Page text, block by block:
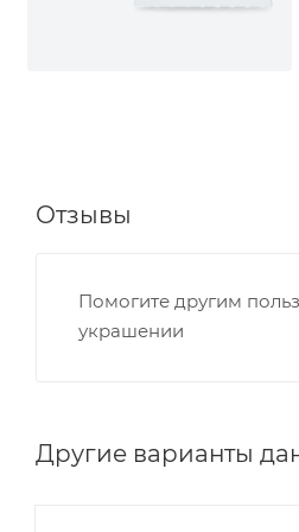
Отзывы
Помогите другим
украшении
Другие варианты